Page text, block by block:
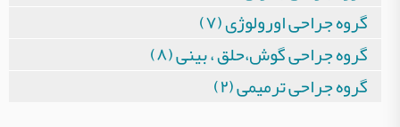
گروه جراحی اورولوژی (۷)
گروه جراحی گوش،حلق ، بینی (۸)
گروه جراحی ترمیمی (۲)